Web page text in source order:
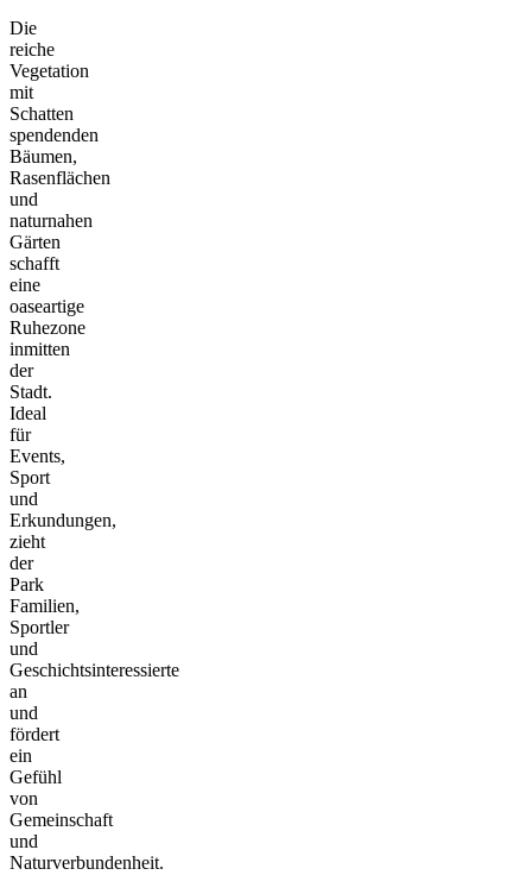
Die
reiche
Vegetation
mit
Schatten
spendenden
Bäumen,
Rasenflächen
und
naturnahen
Gärten
schafft
eine
oaseartige
Ruhezone
inmitten
der
Stadt.
Ideal
für
Events,
Sport
und
Erkundungen,
zieht
der
Park
Familien,
Sportler
und
Geschichtsinteressierte
an
und
fördert
ein
Gefühl
von
Gemeinschaft
und
Naturverbundenheit.